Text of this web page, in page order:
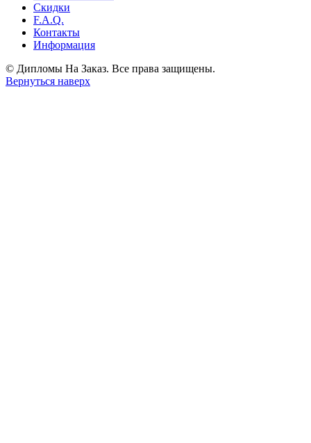
Скидки
F.A.Q.
Контакты
Информация
© Дипломы На Заказ. Все права защищены.
Вернуться наверх